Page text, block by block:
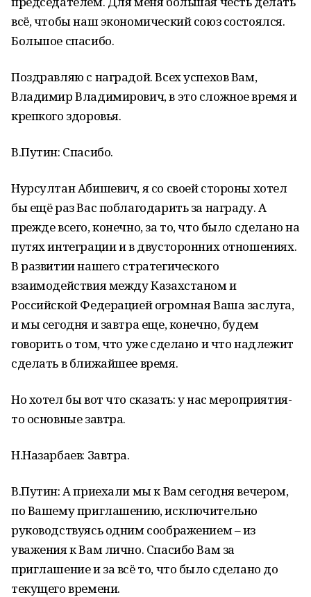
всё, чтобы наш экономический союз состоялся.
Большое спасибо.
Поздравляю с наградой. Всех успехов Вам,
Владимир Владимирович, в это сложное время и
крепкого здоровья.
В.Путин: Спасибо.
Нурсултан Абишевич, я со своей стороны хотел
бы ещё раз Вас поблагодарить за награду. А
прежде всего, конечно, за то, что было сделано на
путях интеграции и в двусторонних отношениях.
В развитии нашего стратегического
взаимодействия между Казахстаном и
Российской Федерацией огромная Ваша заслуга,
и мы сегодня и завтра еще, конечно, будем
говорить о том, что уже сделано и что надлежит
сделать в ближайшее время.
Но хотел бы вот что сказать: у нас мероприятия-
то основные завтра.
Н.Назарбаев: Завтра.
В.Путин: А приехали мы к Вам сегодня вечером,
по Вашему приглашению, исключительно
руководствуясь одним соображением – из
уважения к Вам лично. Спасибо Вам за
приглашение и за всё то, что было сделано до
текущего времени.